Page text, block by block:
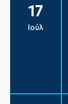
17
Ιούλ